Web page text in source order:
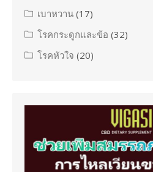
เบาหวาน (17)
โรคกระดูกและข้อ (32)
โรคหัวใจ (20)